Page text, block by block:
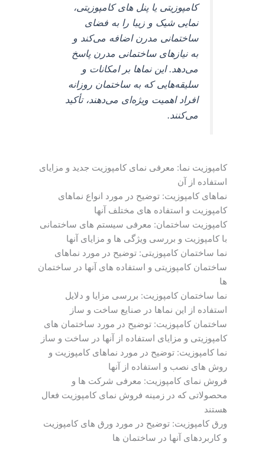
کامپوزیتی یا پنل های کامپوزیتی،
نمایی شیک و زیبا را به فضای
ساختمانی مدرن اضافه می‌کند و
به نیازهای ساختمانی مدرن پاسخ
می‌دهد. این نماها بر امکانات و
سلیقه‌هایی که به ساختمان روزانه
افراد اهمیت ویژه‌ای می‌دهند، تأکید
می‌کنند.
کامپوزیت نما: معرفی نمای کامپوزیت جدید و مزایای
استفاده از آن
نماهای کامپوزیت: توضیح در مورد انواع نماهای
کامپوزیت و استفاده های مختلف آنها
کامپوزیت ساختمان: معرفی سیستم های ساختمانی
با کامپوزیت و بررسی ویژگی ها و مزایای آنها
نما ساختمان کامپوزیتی: توضیح در مورد نماهای
ساختمان کامپوزیتی و استفاده های آنها در ساختمان
ها
نما ساختمان کامپوزیت: بررسی مزایا و دلایل
استفاده از این نماها در صنایع ساخت و ساز
ساختمان کامپوزیت: توضیح در مورد ساختمان های
کامپوزیتی و مزایای استفاده از آنها در ساخت و ساز
نما کامپوزیت: توضیح در مورد نماهای کامپوزیت و
روش های نصب و استفاده از آنها
فروش نمای کامپوزیت: معرفی شرکت ها و
محصولاتی که در زمینه فروش نمای کامپوزیت فعال
هستند
ورق کامپوزیت: توضیح در مورد ورق های کامپوزیت
و کاربردهای آنها در ساختمان ها